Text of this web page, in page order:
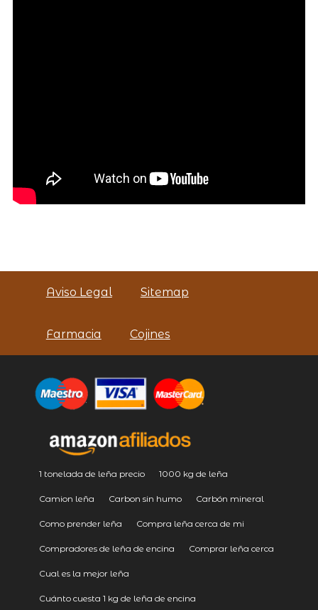
Aviso Legal Sitemap
Farmacia Cojines
1 tonelada de leña precio 1000 kg de leña
Camion leña Carbon sin humo Carbón mineral
Como prender leña Compra leña cerca de mi
Compradores de leña de encina Comprar leña cerca
Cual es la mejor leña
Cuánto cuesta 1 kg de leña de encina